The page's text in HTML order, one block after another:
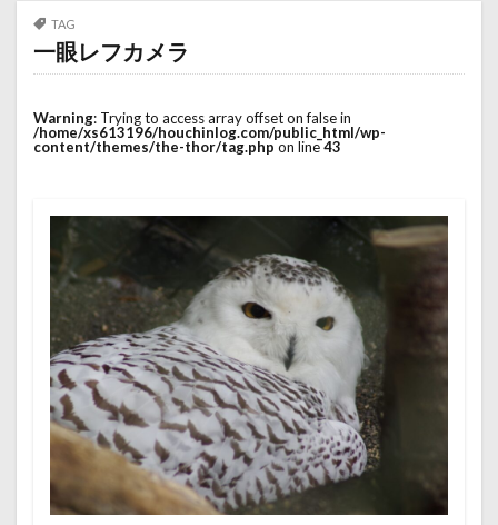
TAG
一眼レフカメラ
Warning: Trying to access array offset on false in
/home/xs613196/houchinlog.com/public_html/wp-
content/themes/the-thor/tag.php on line43